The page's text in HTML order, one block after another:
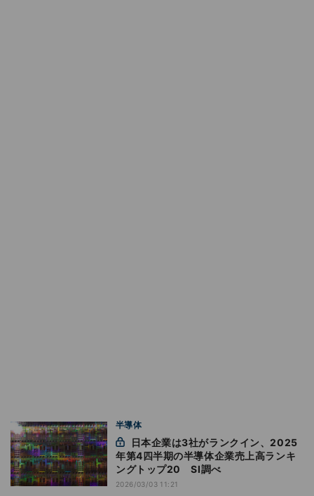
半導体
年第4四半期の半導体企業売上高ランキ
ングトップ20 SI調べ
2026/03/03 11:21